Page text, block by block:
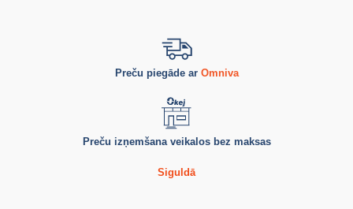
Preču piegāde ar Omniva
Preču izņemšana veikalos bez maksas
Siguldā